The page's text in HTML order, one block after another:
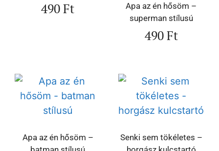
490Ft
Apa az én hősöm –
superman stílusú
490Ft
Apa az én hősöm –
Senki sem tökéletes –